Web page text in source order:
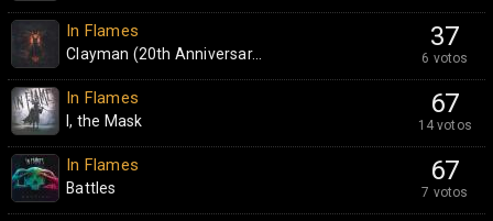
37
6 votos
In Flames
Clayman (20th Anniversar...
67
14 votos
In Flames
I, the Mask
67
7 votos
In Flames
Battles